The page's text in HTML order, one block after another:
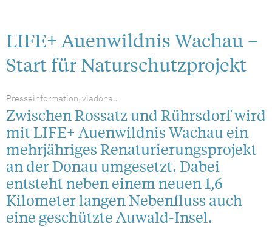
LIFE+ Auenwildnis Wachau –
Start für Naturschutzprojekt
Presseinformation, viadonau
Zwischen Rossatz und Rührsdorf wird
mit LIFE+ Auenwildnis Wachau ein
mehrjähriges Renaturierungsprojekt
an der Donau umgesetzt. Dabei
entsteht neben einem neuen 1,6
Kilometer langen Nebenfluss auch
eine geschützte Auwald-Insel.